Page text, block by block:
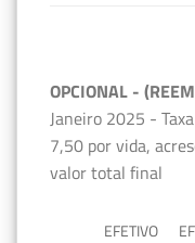
OPCIONAL -
Janeiro 2025 -
7,50 por vida,
valor total final
EFETIVO